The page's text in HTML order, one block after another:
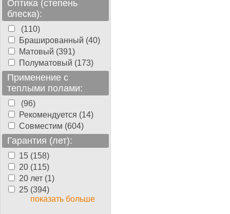
Оптика (степень
блеска):
(110)
Брашированный (40)
Матовый (391)
Полуматовый (173)
Применение с
теплыми полами:
(96)
Рекомендуется (14)
Совместим (604)
Гарантия (лет):
15 (158)
20 (115)
20 лет (1)
25 (394)
показать больше